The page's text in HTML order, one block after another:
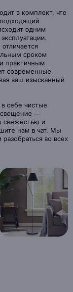
в комплект, что
одним
сроком
практичным
современные
ваш изысканный
себе чистые
—
свежестью и
нам в чат. Мы
во всех